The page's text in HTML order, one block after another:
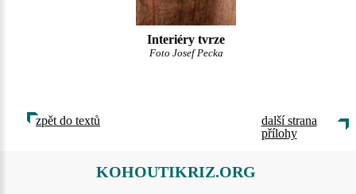
Interiéry tvrze
Foto Josef Pecka
zpět do textů
další strana
přílohy
KOHOUTIKRIZ.ORG